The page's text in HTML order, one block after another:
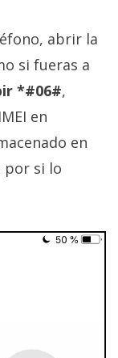
abrir la
si fueras a
*#06#,
en
en
por si lo